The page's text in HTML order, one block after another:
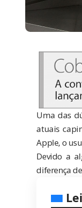
Uma das
atuais
Apple, o
Devido a
diferença